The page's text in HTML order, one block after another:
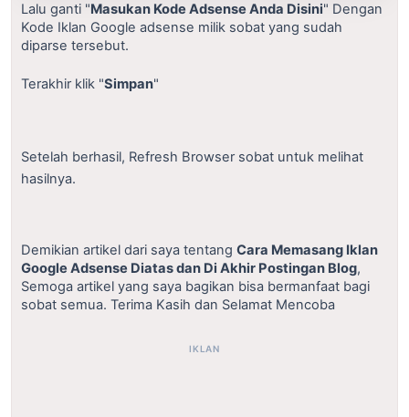
Lalu ganti "Masukan Kode Adsense Anda Disini" Dengan
Kode Iklan Google adsense milik sobat yang sudah
diparse tersebut.
Terakhir klik "Simpan"
Setelah berhasil, Refresh Browser sobat untuk melihat
hasilnya.
Demikian artikel dari saya tentang Cara Memasang Iklan
Google Adsense Diatas dan Di Akhir Postingan Blog,
Semoga artikel yang saya bagikan bisa bermanfaat bagi
sobat semua. Terima Kasih dan Selamat Mencoba